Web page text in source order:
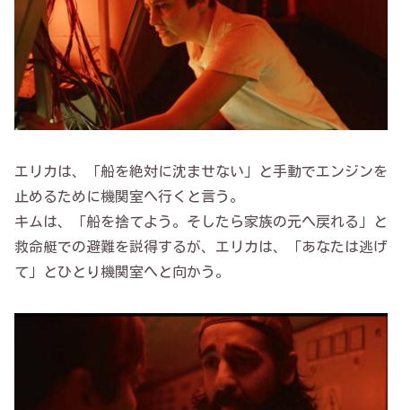
エリカは、「船を絶対に沈ませない」と手動でエンジンを
止めるために機関室へ行くと言う。
キムは、「船を捨てよう。そしたら家族の元へ戻れる」と
救命艇での避難を説得するが、エリカは、「あなたは逃げ
て」とひとり機関室へと向かう。